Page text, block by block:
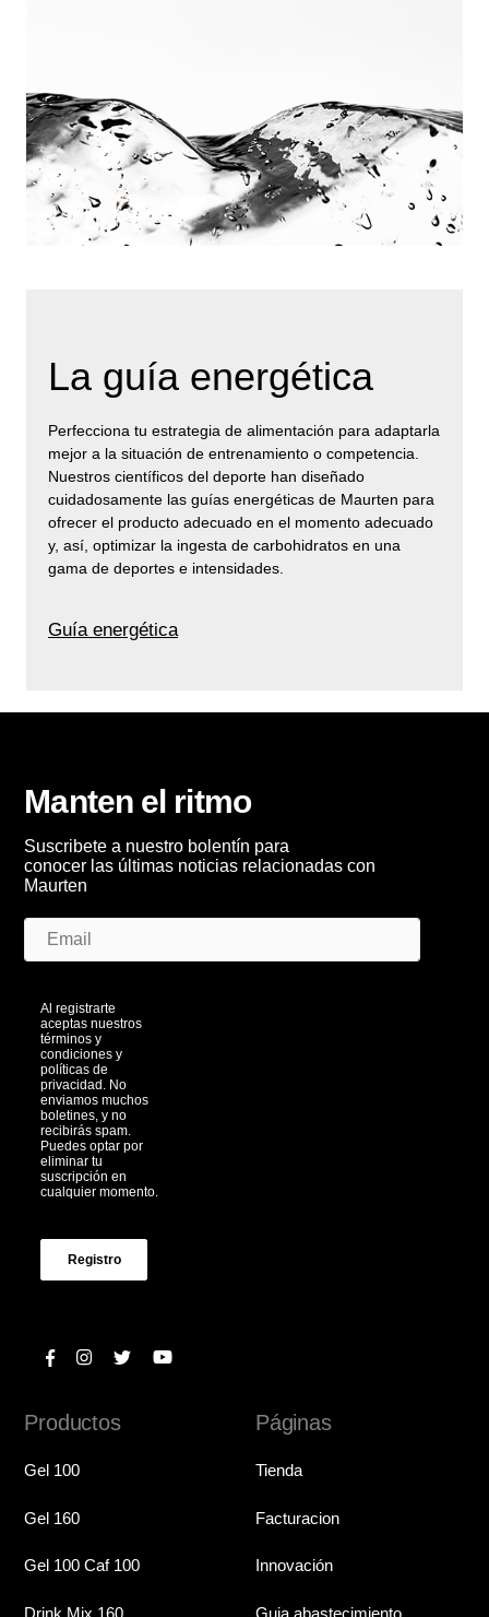
La guía energética
Perfecciona tu estrategia de alimentación para adaptarla
mejor a la situación de entrenamiento o competencia.
Nuestros científicos del deporte han diseñado
cuidadosamente las guías energéticas de Maurten para
ofrecer el producto adecuado en el momento adecuado
y, así, optimizar la ingesta de carbohidratos en una
gama de deportes e intensidades.
Guía energética
Manten el ritmo
Suscribete a nuestro bolentín para
conocer las últimas noticias relacionadas con
Maurten
Al registrarte
aceptas nuestros
términos y
condiciones y
políticas de
privacidad. No
enviamos muchos
boletines, y no
recibirás spam.
Puedes optar por
eliminar tu
suscripción en
cualquier momento.
Registro
Productos
Gel 100
Gel 160
Gel 100 Caf 100
Páginas
Tienda
Facturacion
Innovación